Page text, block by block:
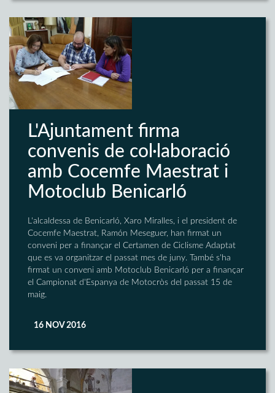
L'Ajuntament firma
convenis de col·laboració
amb Cocemfe Maestrat i
Motoclub Benicarló
L'alcaldessa de Benicarló, Xaro Miralles, i el president de
Cocemfe Maestrat, Ramón Meseguer, han firmat un
conveni per a finançar el Certamen de Ciclisme Adaptat
que es va organitzar el passat mes de juny. També s'ha
firmat un conveni amb Motoclub Benicarló per a finançar
el Campionat d'Espanya de Motocròs del passat 15 de
maig.
16 NOV 2016